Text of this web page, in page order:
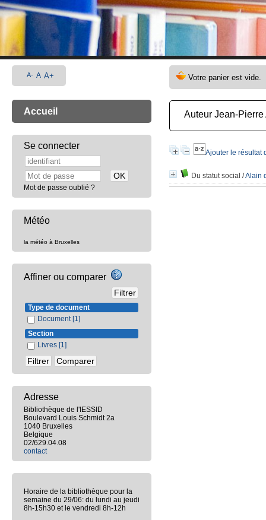
Auteur Jean-Pierre
Ajouter le résultat
Du statut social /Alain
A- A A+
Accueil
Se connecter
Mot de passe oublié ?
Météo
la météo à Bruxelles
Affiner ou comparer
Type de document
Document [1]
Section
Livres [1]
Adresse
Bibliothèque de l'IESSID
Boulevard Louis Schmidt 2a
1040 Bruxelles
Belgique
02/629.04.08
contact
Horaire de la bibliothèque pour la
semaine du 29/06: du lundi au jeudi
8h-15h30 et le vendredi 8h-12h